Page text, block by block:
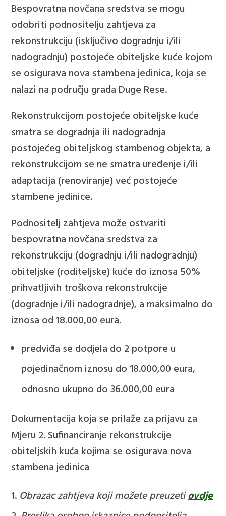
Bespovratna novčana sredstva se mogu
odobriti podnositelju zahtjeva za
rekonstrukciju (isključivo dogradnju i/ili
nadogradnju) postojeće obiteljske kuće kojom
se osigurava nova stambena jedinica, koja se
nalazi na području grada Duge Rese.
Rekonstrukcijom postojeće obiteljske kuće
smatra se dogradnja ili nadogradnja
postojećeg obiteljskog stambenog objekta, a
rekonstrukcijom se ne smatra uređenje i/ili
adaptacija (renoviranje) već postojeće
stambene jedinice.
Podnositelj zahtjeva može ostvariti
bespovratna novčana sredstva za
rekonstrukciju (dogradnju i/ili nadogradnju)
obiteljske (roditeljske) kuće do iznosa 50%
prihvatljivih troškova rekonstrukcije
(dogradnje i/ili nadogradnje), a maksimalno do
iznosa od 18.000,00 eura.
predviđa se dodjela do 2 potpore u
pojedinačnom iznosu do 18.000,00 eura,
odnosno ukupno do 36.000,00 eura
Dokumentacija koja se prilaže za prijavu za
Mjeru 2. Sufinanciranje rekonstrukcije
obiteljskih kuća kojima se osigurava nova
stambena jedinica
Obrazac zahtjeva koji možete preuzetiovdje